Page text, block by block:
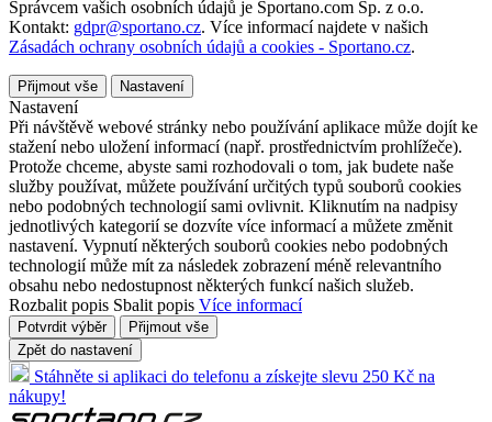
Správcem vašich osobních údajů je Sportano.com Sp. z o.o.
Kontakt: gdpr@sportano.cz. Více informací najdete v našich
Zásadách ochrany osobních údajů a cookies - Sportano.cz.
Přijmout vše Nastavení
Nastavení
Při návštěvě webové stránky nebo používání aplikace může dojít ke
stažení nebo uložení informací (např. prostřednictvím prohlížeče).
Protože chceme, abyste sami rozhodovali o tom, jak budete naše
služby používat, můžete používání určitých typů souborů cookies
nebo podobných technologií sami ovlivnit. Kliknutím na nadpisy
jednotlivých kategorií se dozvíte více informací a můžete změnit
nastavení. Vypnutí některých souborů cookies nebo podobných
technologií může mít za následek zobrazení méně relevantního
obsahu nebo nedostupnost některých funkcí našich služeb.
Rozbalit popis Sbalit popis Více informací
Potvrdit výběr
Přijmout vše
Zpět do nastavení
Stáhněte si aplikaci do telefonu a získejte slevu 250 Kč na
nákupy!